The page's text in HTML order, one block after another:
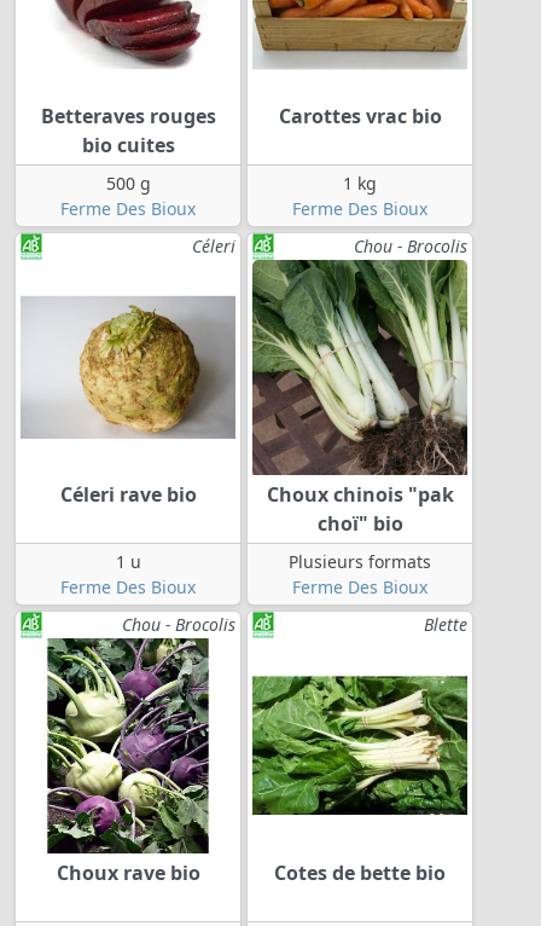
Betteraves rouges
bio cuites
500 g
Ferme Des Bioux
Carottes vrac bio
1 kg
Ferme Des Bioux
Céleri
Céleri rave bio
1 u
Ferme Des Bioux
Chou - Brocolis
Choux chinois "pak
choï" bio
Plusieurs formats
Ferme Des Bioux
Chou - Brocolis
Choux rave bio
Blette
Cotes de bette bio